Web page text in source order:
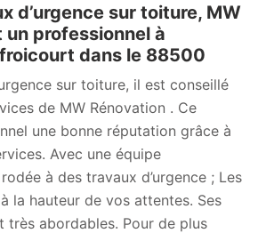
d’urgence sur toiture, MW
un professionnel à
dans le 88500
sur toiture, il est conseillé
de MW Rénovation . Ce
une bonne réputation grâce à
Avec une équipe
à des travaux d’urgence ; Les
la hauteur de vos attentes. Ses
abordables. Pour de plus